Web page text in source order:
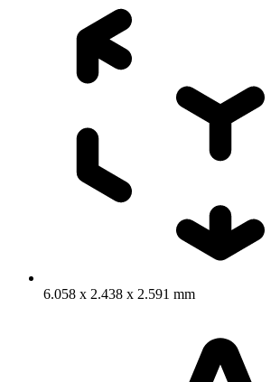
6.058 x 2.438 x 2.591 mm